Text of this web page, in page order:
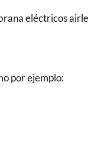
eléctricos
por ejemplo: